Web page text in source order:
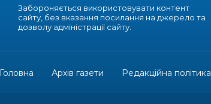
Забороняється використовувати контент
сайту, без вказання посилання на джерело та
дозволу адміністрації сайту.
Головна Архів газети Редакційна політика